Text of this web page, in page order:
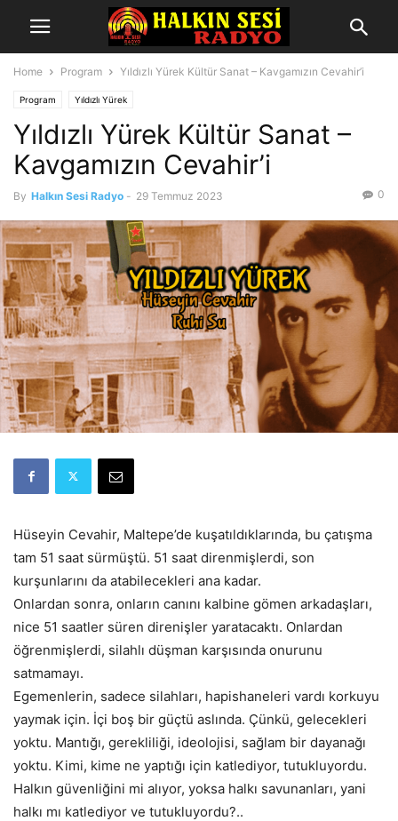
Home Program Yıldızlı Yürek Kültür Sanat – Kavgamızın Cevahir’i
Program Yıldızlı Yürek
Yıldızlı Yürek Kültür Sanat –
Kavgamızın Cevahir’i
By Halkın Sesi Radyo - 29 Temmuz 2023 0
Hüseyin Cevahir, Maltepe’de kuşatıldıklarında, bu çatışma
tam 51 saat sürmüştü. 51 saat direnmişlerdi, son
kurşunlarını da atabilecekleri ana kadar.
Onlardan sonra, onların canını kalbine gömen arkadaşları,
nice 51 saatler süren direnişler yaratacaktı. Onlardan
öğrenmişlerdi, silahlı düşman karşısında onurunu
satmamayı.
Egemenlerin, sadece silahları, hapishaneleri vardı korkuyu
yaymak için. İçi boş bir güçtü aslında. Çünkü, gelecekleri
yoktu. Mantığı, gerekliliği, ideolojisi, sağlam bir dayanağı
yoktu. Kimi, kime ne yaptığı için katlediyor, tutukluyordu.
Halkın güvenliğini mi alıyor, yoksa halkı savunanları, yani
halkı mı katlediyor ve tutukluyordu?..